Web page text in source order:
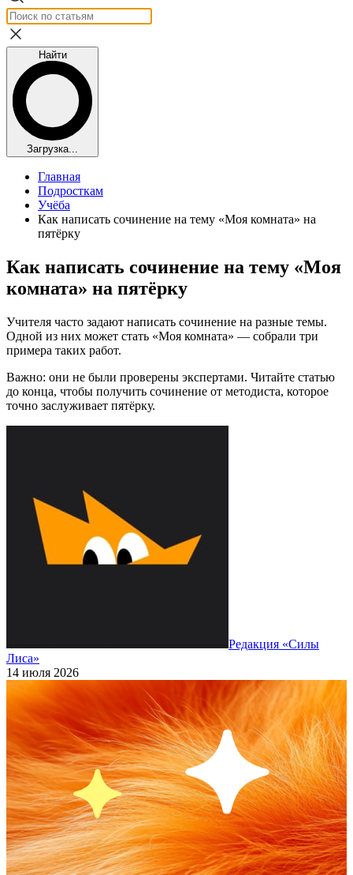
Найти
Загрузка...
Главная
Подросткам
Учёба
Как написать сочинение на тему «Моя комната» на
пятёрку
Как написать сочинение на тему «Моя
комната» на пятёрку
Учителя часто задают написать сочинение на разные темы.
Одной из них может стать «Моя комната» — собрали три
примера таких работ.
Важно: они не были проверены экспертами. Читайте статью
до конца, чтобы получить сочинение от методиста, которое
точно заслуживает пятёрку.
Редакция «Силы
Лиса»
14 июля 2026